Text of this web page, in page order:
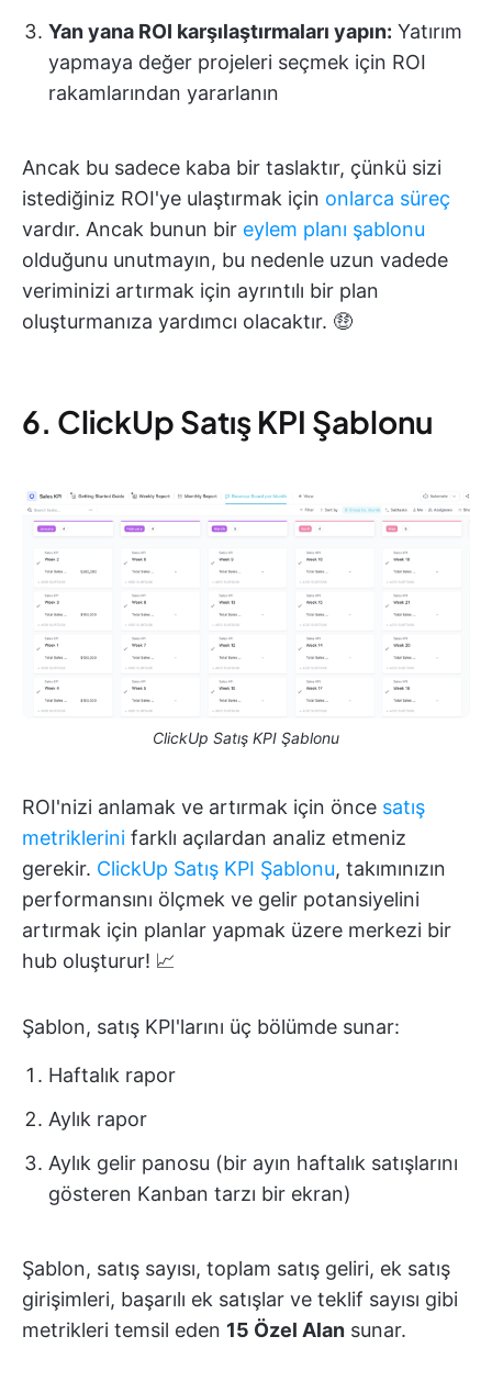
Yan yana ROI karşılaştırmaları yapın: Yatırım
yapmaya değer projeleri seçmek için ROI
rakamlarından yararlanın
Ancak bu sadece kaba bir taslaktır, çünkü sizi
istediğiniz ROI'ye ulaştırmak için onlarca süreç
vardır. Ancak bunun bir eylem planı şablonu
olduğunu unutmayın, bu nedenle uzun vadede
veriminizi artırmak için ayrıntılı bir plan
oluşturmanıza yardımcı olacaktır. 🤑
6. ClickUp Satış KPI Şablonu
ClickUp Satış KPI Şablonu
ROI'nizi anlamak ve artırmak için önce satış
metriklerini farklı açılardan analiz etmeniz
gerekir. ClickUp Satış KPI Şablonu, takımınızın
performansını ölçmek ve gelir potansiyelini
artırmak için planlar yapmak üzere merkezi bir
hub oluşturur! 📈
Şablon, satış KPI'larını üç bölümde sunar:
Haftalık rapor
Aylık rapor
Aylık gelir panosu (bir ayın haftalık satışlarını
gösteren Kanban tarzı bir ekran)
Şablon, satış sayısı, toplam satış geliri, ek satış
girişimleri, başarılı ek satışlar ve teklif sayısı gibi
metrikleri temsil eden 15 Özel Alan sunar.